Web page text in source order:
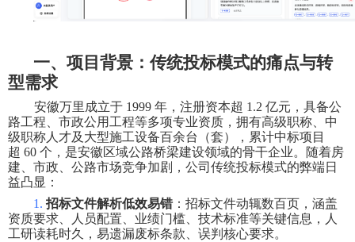
一、项目背景：传统投标模式的痛点与转
型需求
安徽万里成立于 1999 年，注册资本超 1.2 亿元，具备公
路工程、市政公用工程等多项专业资质，拥有高级职称、中
级职称人才及大型施工设备百余台（套），累计中标项目
超 60 个，是安徽区域公路桥梁建设领域的骨干企业。随着房
建、市政、公路市场竞争加剧，公司传统投标模式的弊端日
益凸显：
1. 招标文件解析低效易错 ：招标文件动辄数百页，涵盖
资质要求、人员配置、业绩门槛、技术标准等关键信息，人
工研读耗时久，易遗漏废标条款、误判核心要求。